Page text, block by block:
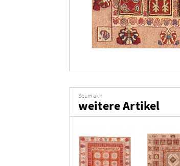
Soumakh
weitere Artikel